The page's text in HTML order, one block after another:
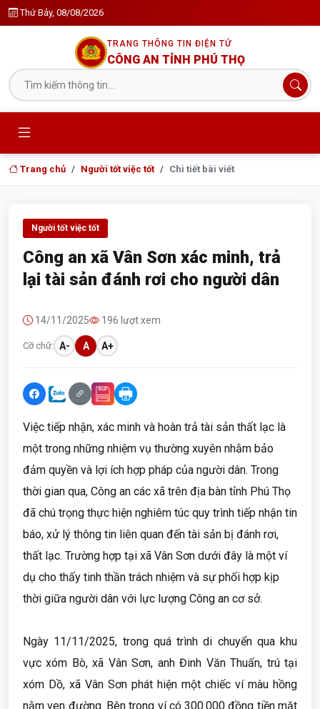
Thứ Bảy, 08/08/2026
TRANG THÔNG TIN ĐIỆN TỬ
CÔNG AN TỈNH PHÚ THỌ
Trang chủ Người tốt việc tốt Chi tiết bài viết
Người tốt việc tốt
Công an xã Vân Sơn xác minh, trả
lại tài sản đánh rơi cho người dân
14/11/2025 196 lượt xem
Cỡ chữ: A- A A+
Việc tiếp nhận, xác minh và hoàn trả tài sản thất lạc là
một trong những nhiệm vụ thường xuyên nhằm bảo
đảm quyền và lợi ích hợp pháp của người dân. Trong
thời gian qua, Công an các xã trên địa bàn tỉnh Phú Thọ
đã chú trọng thực hiện nghiêm túc quy trình tiếp nhận tin
báo, xử lý thông tin liên quan đến tài sản bị đánh rơi,
thất lạc. Trường hợp tại xã Vân Sơn dưới đây là một ví
dụ cho thấy tinh thần trách nhiệm và sự phối hợp kịp
thời giữa người dân với lực lượng Công an cơ sở.
Ngày 11/11/2025, trong quá trình di chuyển qua khu
vực xóm Bò, xã Vân Sơn, anh Đinh Văn Thuấn, trú tại
xóm Dồ, xã Vân Sơn phát hiện một chiếc ví màu hồng
nằm ven đường. Bên trong ví có 300.000 đồng tiền mặt